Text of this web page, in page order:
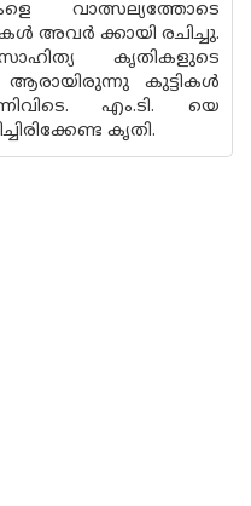
വാത്സല്യത്തോടെ
അവർ ക്കായി രചിച്ചു.
കൃതികളുടെ
ആരായിരുന്നു കുട്ടികൾ
എം.ടി. യെ
കൃതി.